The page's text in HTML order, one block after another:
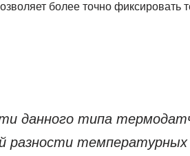
более точно фиксировать
данного типа
разности температурных